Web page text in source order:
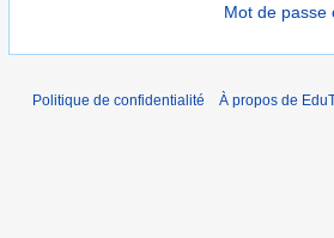
Mot de passe
Politique de confidentialité À propos de